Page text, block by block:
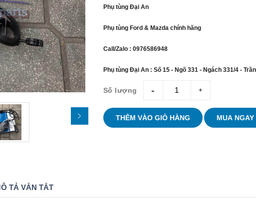
Phụ tùng Đại An
Phụ tùng Ford & Mazda chính hãng
Call/Zalo : 0976586948
Phụ tùng Đại An : Số 15 - Ngõ 331 - Ngách 331/4 -
Số lượng giam tang
THÊM VÀO GIỎ HÀNG MUA NGAY
TẢ VẮN TẮT